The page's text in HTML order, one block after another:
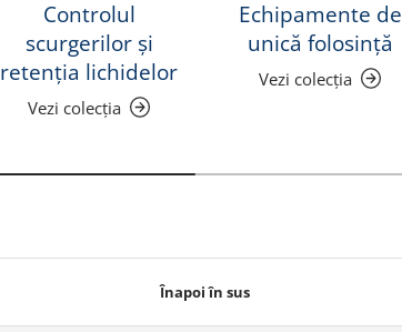
Controlul
scurgerilor și
retenția lichidelor
Vezi colecția
Echipamente de
unică folosință
Vezi colecția
Înapoi în sus